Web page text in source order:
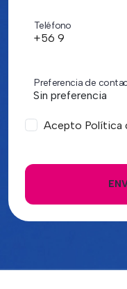
Teléfono
Preferencia de
Acepto Política